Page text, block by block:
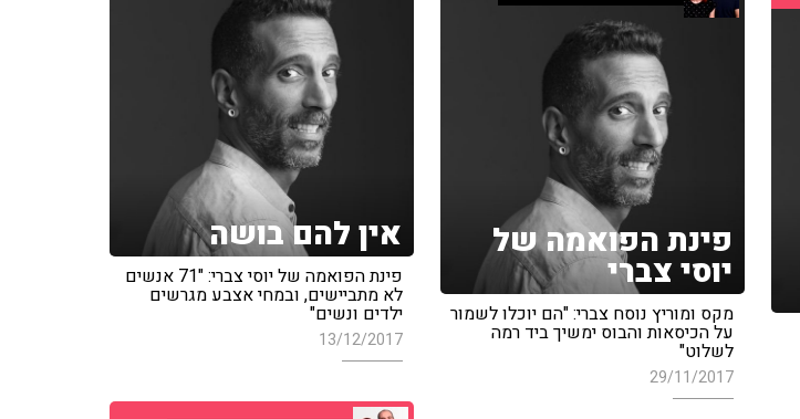
אין להם בושה
פינת הפואמה של יוסי צברי: "71 אנשים
לא מתביישים, ובמחי אצבע מגרשים
ילדים ונשים"
13/12/2017
פינת הפואמה של
יוסי צברי
מקס ומוריץ נוסח צברי: "הם יוכלו לשמור
על הכיסאות והבוס ימשיך ביד רמה
לשלוט"
29/11/2017